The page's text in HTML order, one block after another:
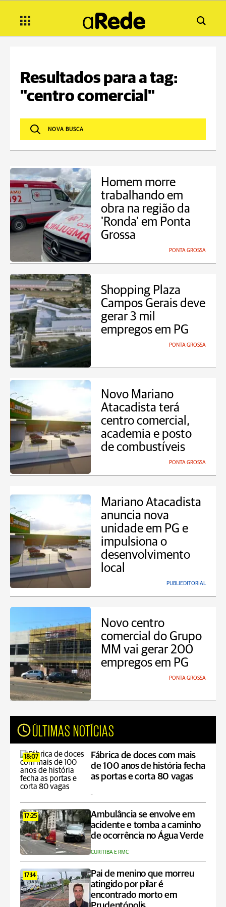
Resultados para a tag:
"centro comercial"
Homem morre
trabalhando em
obra na região da
'Ronda' em Ponta
Grossa
PONTA GROSSA
Shopping Plaza
Campos Gerais deve
gerar 3 mil
empregos em PG
PONTA GROSSA
Novo Mariano
Atacadista terá
centro comercial,
academia e posto
de combustíveis
PONTA GROSSA
Mariano Atacadista
anuncia nova
unidade em PG e
impulsiona o
desenvolvimento
local
PUBLIEDITORIAL
Novo centro
comercial do Grupo
MM vai gerar 200
empregos em PG
PONTA GROSSA
ÚLTIMAS NOTÍCIAS
18:07
Fábrica de doces com mais
de 100 anos de história fecha
as portas e corta 80 vagas
17:25
Ambulância se envolve em
acidente e tomba a caminho
de ocorrência no Água Verde
CURITIBA E RMC
17:14
Pai de menino que morreu
atingido por pilar é
encontrado morto em